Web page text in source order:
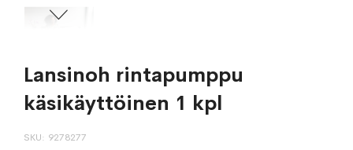
Lansinoh rintapumppu
käsikäyttöinen 1 kpl
SKU 9278277